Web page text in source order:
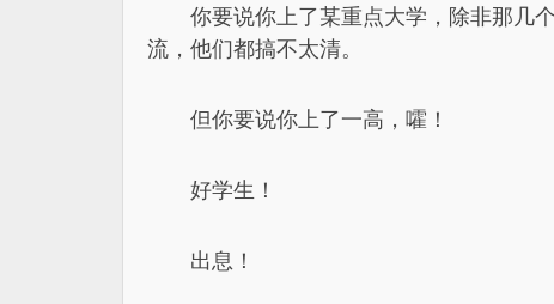
你要说你上了某重点大学，除非那几
流，他们都搞不太清。
但你要说你上了一高，嚯！
好学生！
出息！